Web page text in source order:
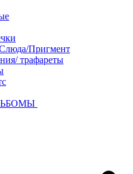
Пригмент
трафареты